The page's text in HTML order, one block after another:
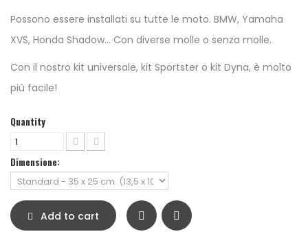
Possono essere installati su tutte le moto. BMW, Yamaha
XVS, Honda Shadow... Con diverse molle o senza molle.
Con il nostro kit universale, kit Sportster o kit Dyna, è molto
più facile!
Quantity
Dimensione:
Add to cart